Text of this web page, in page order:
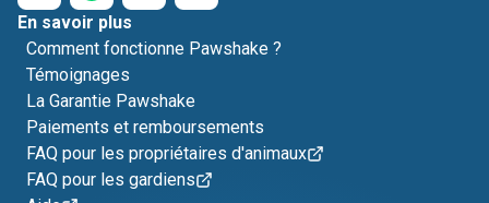
En savoir plus
Comment fonctionne Pawshake ?
Témoignages
La Garantie Pawshake
Paiements et remboursements
FAQ pour les propriétaires d'animaux
FAQ pour les gardiens